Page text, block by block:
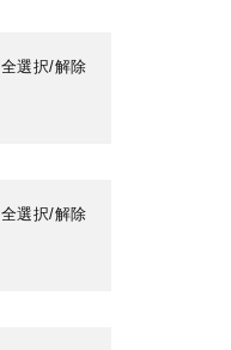
全選択/解除
全選択/解除